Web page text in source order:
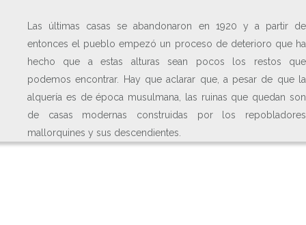
Las últimas casas se abandonaron en 1920 y a partir de
entonces el pueblo empezó un proceso de deterioro que ha
hecho que a estas alturas sean pocos los restos que
podemos encontrar. Hay que aclarar que, a pesar de que la
alquería es de época musulmana, las ruinas que quedan son
de casas modernas construidas por los repobladores
mallorquines y sus descendientes.